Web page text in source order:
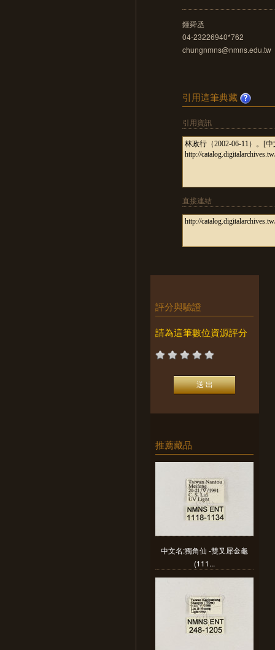
鍾舜丞
04-23226940*762
chungnmns@nmns.edu.tw
引用這筆典藏
引用資訊
直接連結
評分與驗證
請為這筆數位資源評分
推薦藏品
中文名:獨角仙 -雙叉犀金龜
(111...